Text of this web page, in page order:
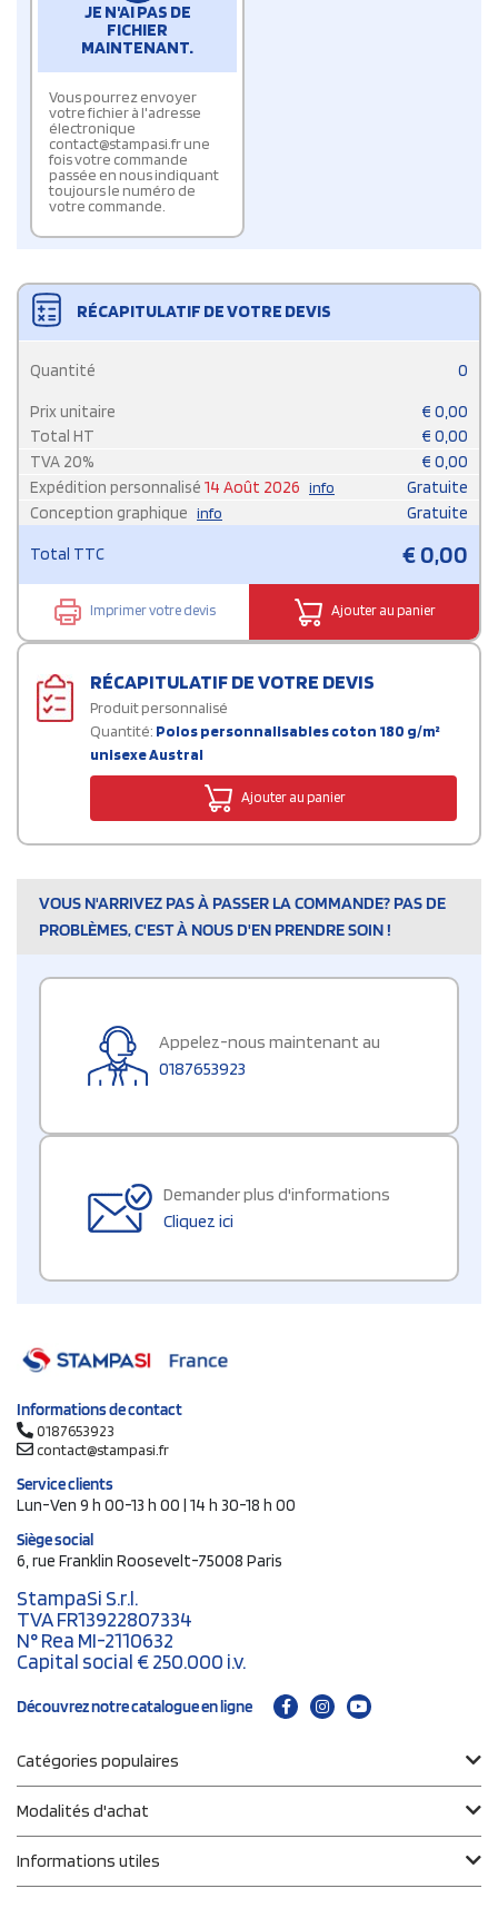
JE N'AI PAS DE
FICHIER
MAINTENANT.
Vous pourrez envoyer
votre fichier à l'adresse
électronique
contact@stampasi.fr une
fois votre commande
passée en nous indiquant
toujours le numéro de
votre commande.
RÉCAPITULATIF DE VOTRE DEVIS
Quantité 0
Prix unitaire € 0,00
Total HT
€ 0,00
TVA 20% € 0,00
Expédition personnalisé 14 Août 2026 info
Gratuite
Conception graphique info Gratuite
Total TTC €0,00
Imprimer votre devis Ajouter au panier
RÉCAPITULATIF DE VOTRE DEVIS
Produit personnalisé
Quantité: Polos personnalisables coton 180 g/m²
unisexe Austral
Ajouter au panier
VOUS N'ARRIVEZ PAS À PASSER LA COMMANDE? PAS DE
PROBLÈMES, C'EST À NOUS D'EN PRENDRE SOIN !
Appelez-nous maintenant au
0187653923
Demander plus d'informations
Cliquez ici
Informations de contact
0187653923
contact@stampasi.fr
Service clients
Lun-Ven 9 h 00-13 h 00 | 14 h 30-18 h 00
Siège social
6, rue Franklin Roosevelt-75008 Paris
StampaSi S.r.l.
TVA FR13922807334
N° Rea MI-2110632
Capital social € 250.000 i.v.
Découvrez notre catalogue en ligne
Catégories populaires
Modalités d'achat
Informations utiles